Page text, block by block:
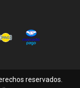
reservados.